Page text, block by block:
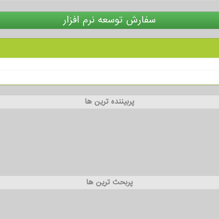
سفارش توسعه نرم افزار
پربیننده ترین ها
پربحث ترین ها